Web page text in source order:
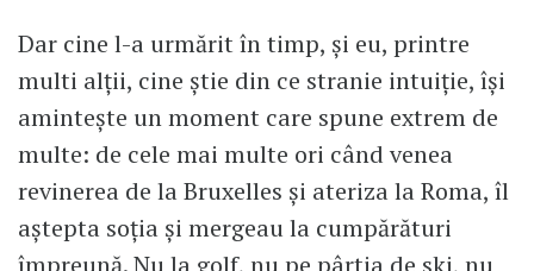
Dar cine l-a urmărit în timp, și eu, printre
multi alții, cine știe din ce stranie intuiție, își
amintește un moment care spune extrem de
multe: de cele mai multe ori când venea
revinerea de la Bruxelles și ateriza la Roma, îl
aștepta soția și mergeau la cumpărături